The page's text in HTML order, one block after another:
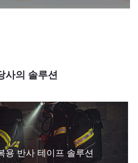
사의 솔루션
용 반사 테이프 솔루션